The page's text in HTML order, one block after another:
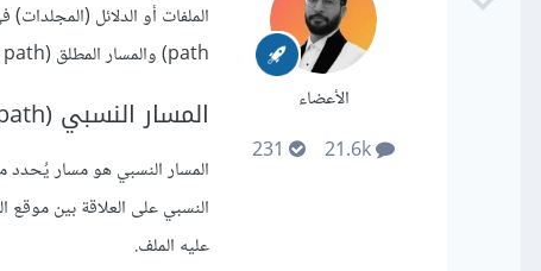
الأعضاء
path) والمسار المطلق (Absolute path).
المسار النسبي (Relative path)
المسار النسبي هو مسار يُحدد
النسبي على العلاقة بين موقع
عليه الملف.